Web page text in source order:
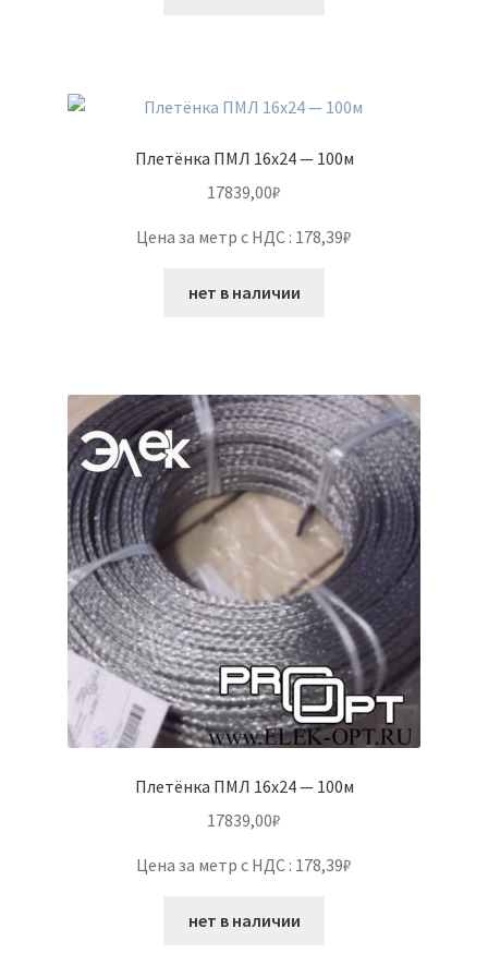
Плетёнка ПМЛ 16х24 — 100м
17839,00₽
Цена за метр с НДС : 178,39₽
нет в наличии
Плетёнка ПМЛ 16х24 — 100м
17839,00₽
Цена за метр с НДС : 178,39₽
нет в наличии